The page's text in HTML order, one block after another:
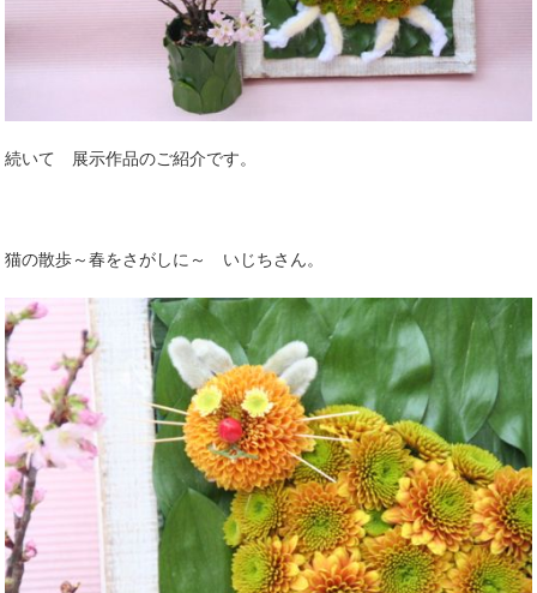
続いて 展示作品のご紹介です。
猫の散歩～春をさがしに～ いじちさん。